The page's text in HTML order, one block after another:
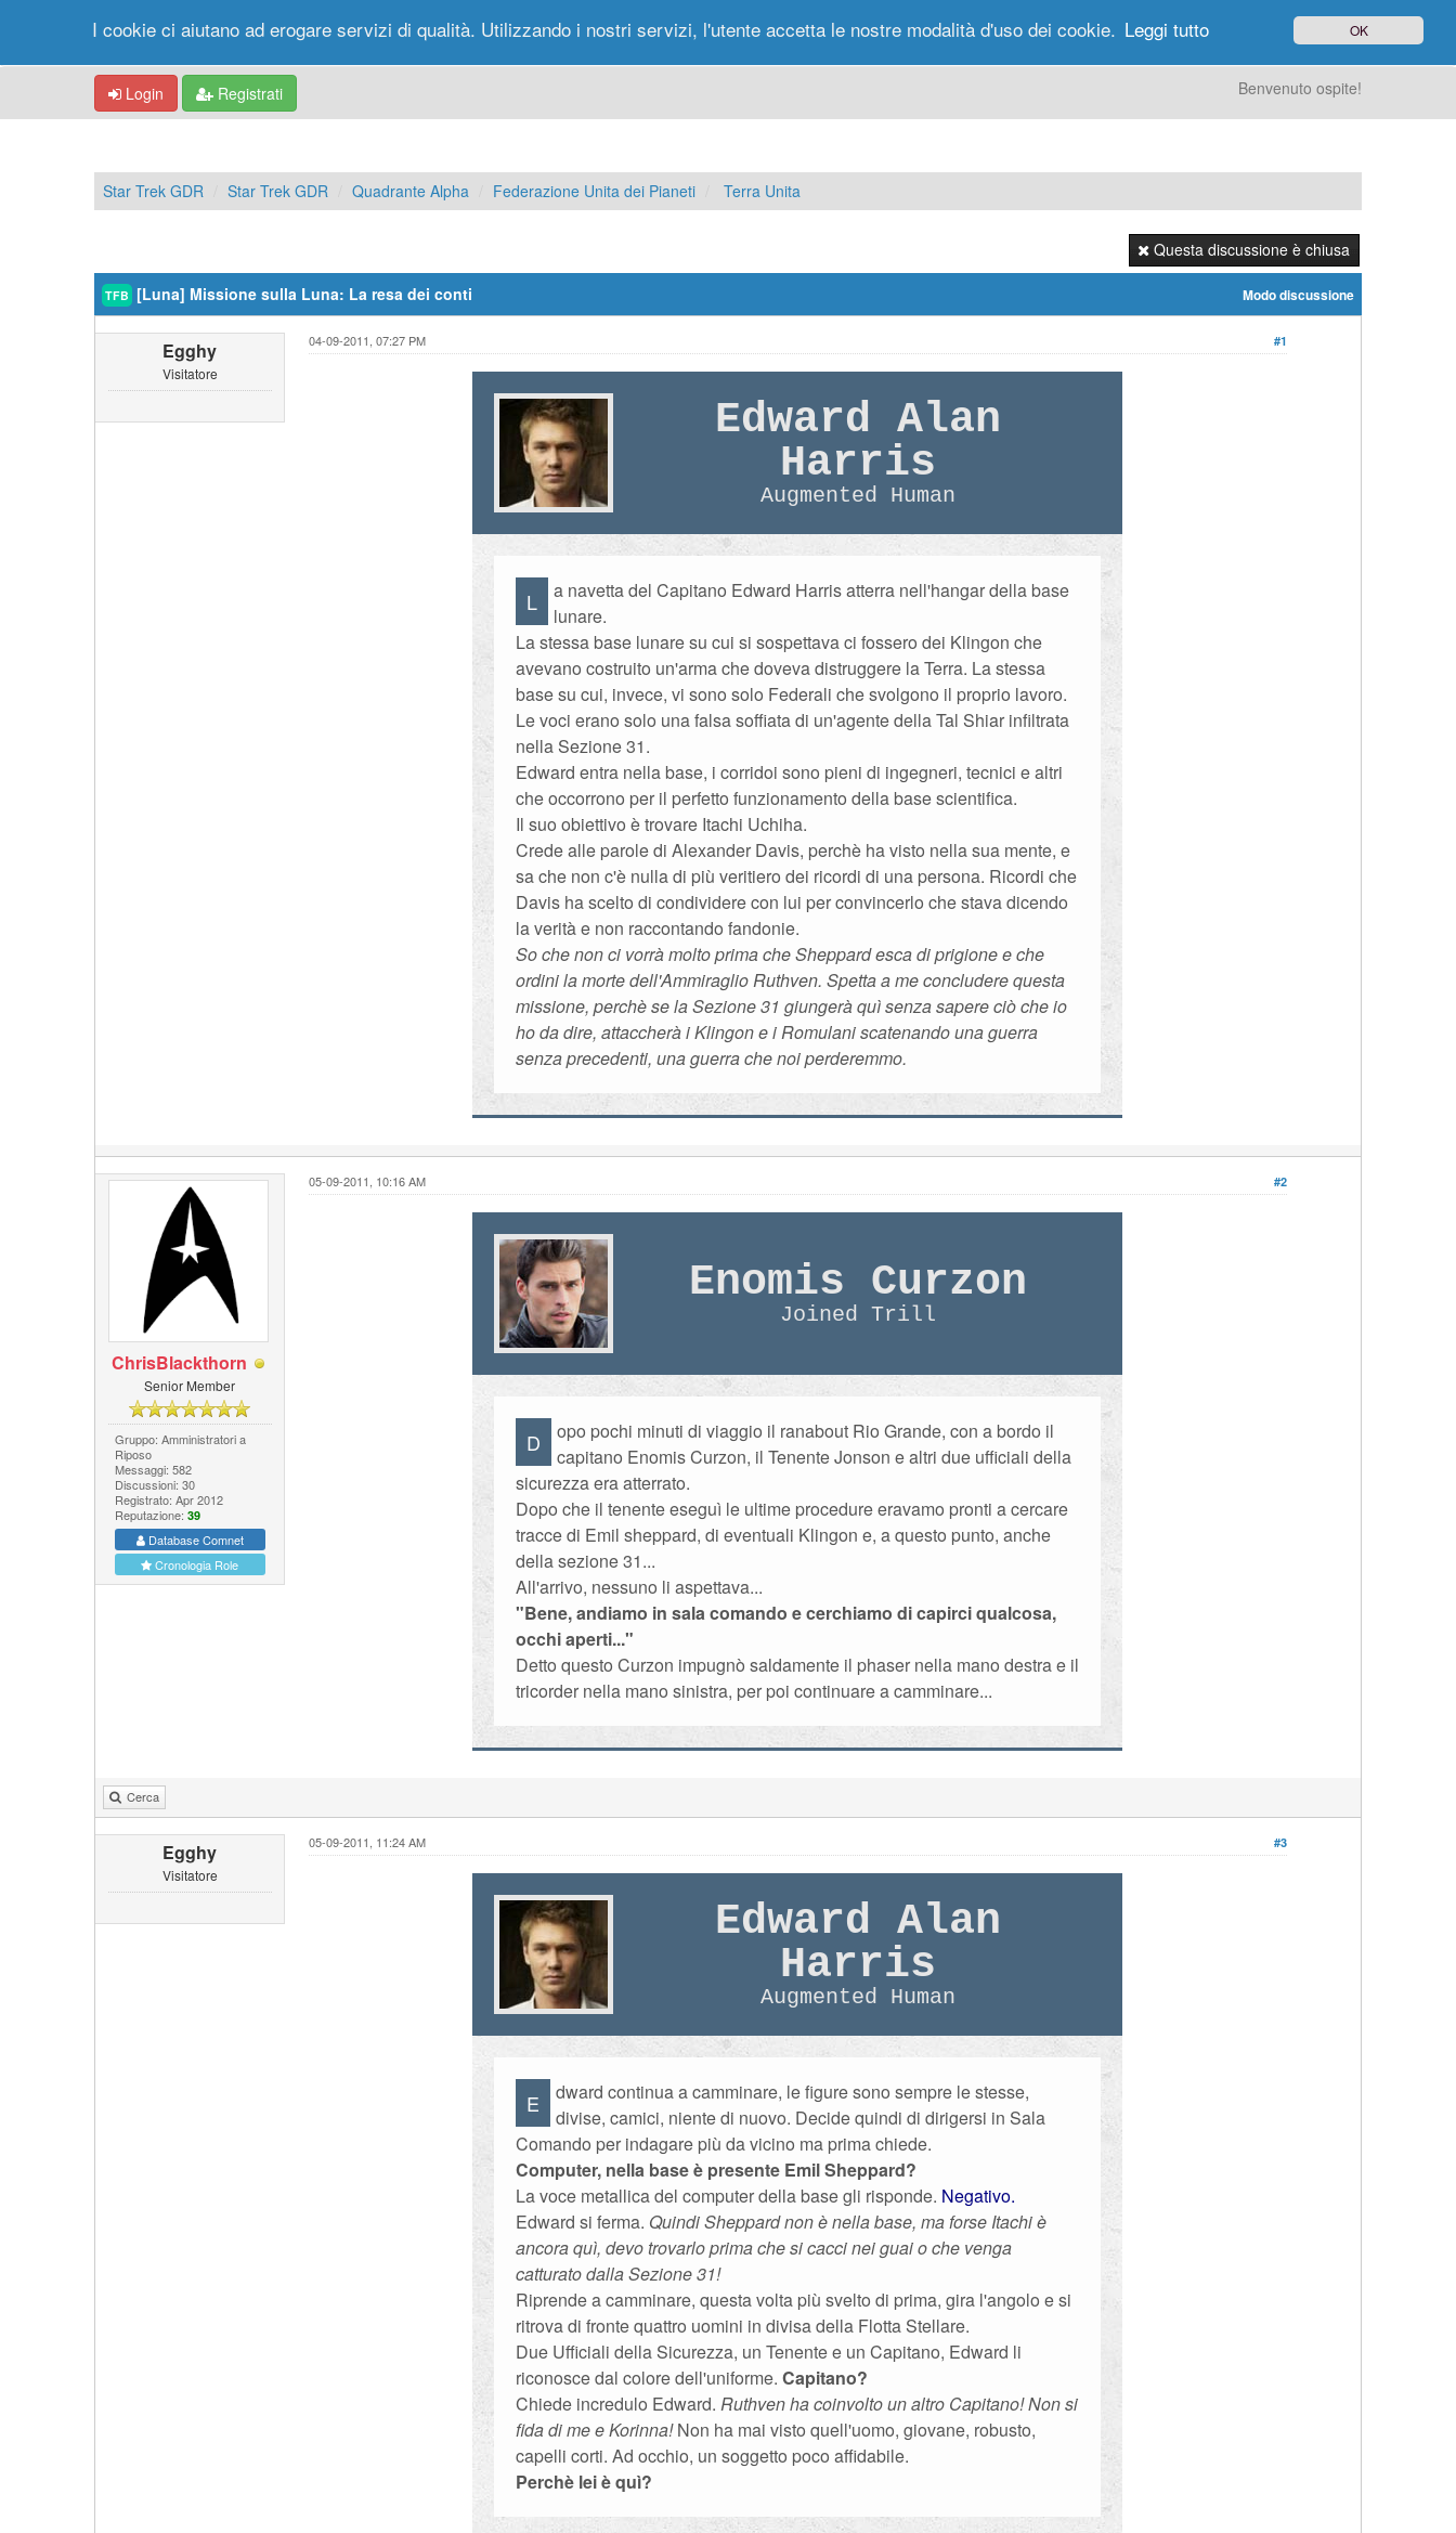
Portale Forum Nuovi Messaggi Messaggi di Oggi Ricerca Utenti
Login Registrati Benvenuto ospite!
Star Trek GDR Star Trek GDR Quadrante Alpha Federazione Unita dei Pianeti Terra Unita
Questa discussione è chiusa
Modo discussione
TFB [Luna] Missione sulla Luna: La resa dei conti
Egghy
Visitatore
#1
04-09-2011, 07:27 PM
Edward Alan
Harris
Augmented Human
L
a navetta del Capitano Edward Harris atterra nell'hangar della base
lunare.
La stessa base lunare su cui si sospettava ci fossero dei Klingon che
avevano costruito un'arma che doveva distruggere la Terra. La stessa
base su cui, invece, vi sono solo Federali che svolgono il proprio lavoro.
Le voci erano solo una falsa soffiata di un'agente della Tal Shiar infiltrata
nella Sezione 31.
Edward entra nella base, i corridoi sono pieni di ingegneri, tecnici e altri
che occorrono per il perfetto funzionamento della base scientifica.
Il suo obiettivo è trovare Itachi Uchiha.
Crede alle parole di Alexander Davis, perchè ha visto nella sua mente, e
sa che non c'è nulla di più veritiero dei ricordi di una persona. Ricordi che
Davis ha scelto di condividere con lui per convincerlo che stava dicendo
la verità e non raccontando fandonie.
So che non ci vorrà molto prima che Sheppard esca di prigione e che
ordini la morte dell'Ammiraglio Ruthven. Spetta a me concludere questa
missione, perchè se la Sezione 31 giungerà quì senza sapere ciò che io
ho da dire, attaccherà i Klingon e i Romulani scatenando una guerra
senza precedenti, una guerra che noi perderemmo.
ChrisBlackthorn
Senior Member
Gruppo: Amministratori a
Riposo
Messaggi: 582
Discussioni: 30
Registrato: Apr 2012
Reputazione: 39
Database Comnet
Cronologia Role
#2
05-09-2011, 10:16 AM
Enomis Curzon
Joined Trill
D
opo pochi minuti di viaggio il ranabout Rio Grande, con a bordo il
capitano Enomis Curzon, il Tenente Jonson e altri due ufficiali della
sicurezza era atterrato.
Dopo che il tenente eseguì le ultime procedure eravamo pronti a cercare
tracce di Emil sheppard, di eventuali Klingon e, a questo punto, anche
della sezione 31...
All'arrivo, nessuno li aspettava...
"Bene, andiamo in sala comando e cerchiamo di capirci qualcosa,
occhi aperti..."
Detto questo Curzon impugnò saldamente il phaser nella mano destra e il
tricorder nella mano sinistra, per poi continuare a camminare...
Cerca
Egghy
Visitatore
#3
05-09-2011, 11:24 AM
Edward Alan
Harris
Augmented Human
E
dward continua a camminare, le figure sono sempre le stesse,
divise, camici, niente di nuovo. Decide quindi di dirigersi in Sala
Comando per indagare più da vicino ma prima chiede.
Computer, nella base è presente Emil Sheppard?
La voce metallica del computer della base gli risponde. Negativo.
Edward si ferma. Quindi Sheppard non è nella base, ma forse Itachi è
ancora quì, devo trovarlo prima che si cacci nei guai o che venga
catturato dalla Sezione 31!
Riprende a camminare, questa volta più svelto di prima, gira l'angolo e si
ritrova di fronte quattro uomini in divisa della Flotta Stellare.
Due Ufficiali della Sicurezza, un Tenente e un Capitano, Edward li
riconosce dal colore dell'uniforme.Capitano?
Chiede incredulo Edward.Ruthven ha coinvolto un altro Capitano! Non si
fida di me e Korinna!Non ha mai visto quell'uomo, giovane, robusto,
capelli corti. Ad occhio, un soggetto poco affidabile.
Perchè lei è quì?
I cookie ci aiutano ad erogare servizi di qualità. Utilizzando i nostri servizi, l'utente accetta le nostre modalità d'uso dei cookie. Leggi tutto OK